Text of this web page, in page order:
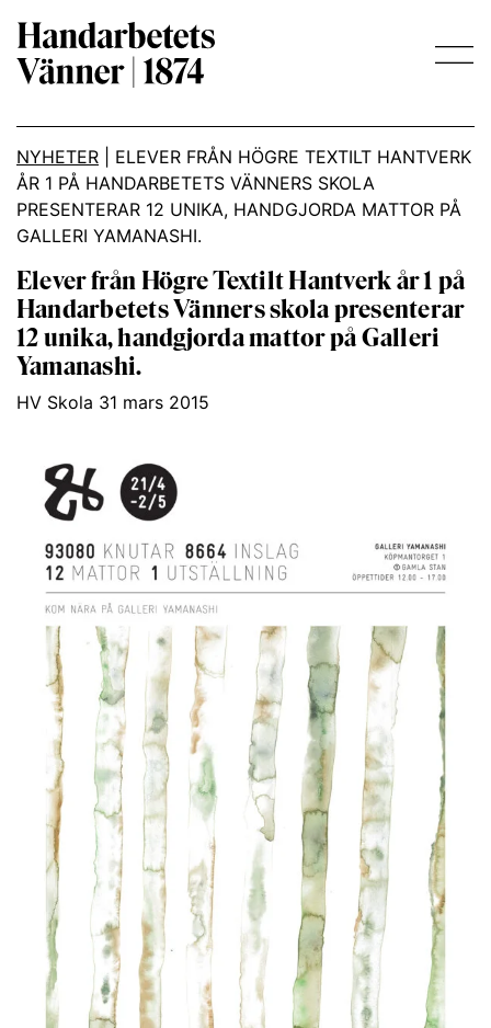
Main Navigation
NYHETER
ELEVER FRÅN HÖGRE TEXTILT HANTVERK
ÅR 1 PÅ HANDARBETETS VÄNNERS SKOLA
PRESENTERAR 12 UNIKA, HANDGJORDA MATTOR PÅ
GALLERI YAMANASHI.
Elever från Högre Textilt Hantverk år 1 på
Handarbetets Vänners skola presenterar
12 unika, handgjorda mattor på Galleri
Yamanashi.
HV Skola 31 mars 2015